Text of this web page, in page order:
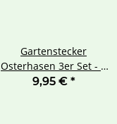
Gartenstecker
Osterhasen 3er Set - 1
großer Hase 2 Häschen
9,95 € *